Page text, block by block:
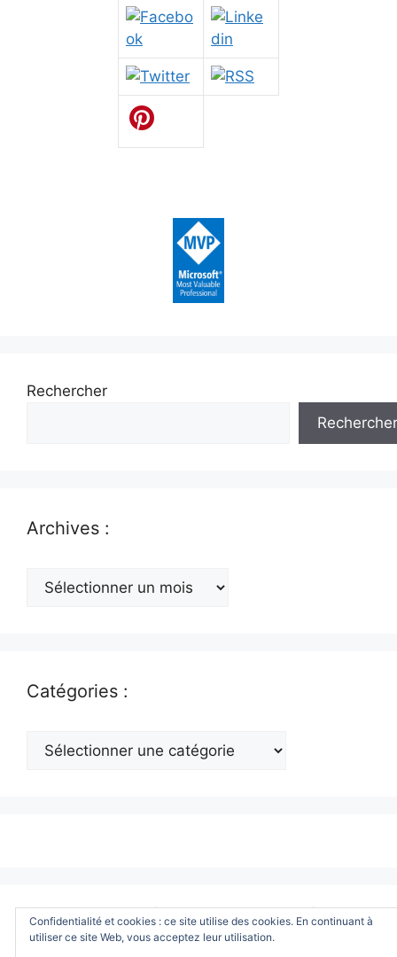
Rechercher
Rechercher
Archives :
Archives
Catégories :
Catégories
© 2026 www.ToutWindows.com - Tout sur Windows•
Construit avecGeneratePress
Confidentialité et cookies : ce site utilise des cookies. En continuant à
utiliser ce site Web, vous acceptez leur utilisation.